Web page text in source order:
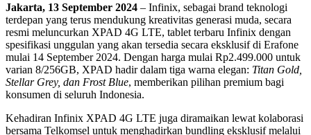
Jakarta, 13 September 2024 – Infinix, sebagai brand teknologi
terdepan yang terus mendukung kreativitas generasi muda, secara
resmi meluncurkan XPAD 4G LTE, tablet terbaru Infinix dengan
spesifikasi unggulan yang akan tersedia secara eksklusif di Erafone
mulai 14 September 2024. Dengan harga mulai Rp2.499.000 untuk
varian 8/256GB, XPAD hadir dalam tiga warna elegan: Titan Gold,
Stellar Grey, dan Frost Blue, memberikan pilihan premium bagi
konsumen di seluruh Indonesia.
Kehadiran Infinix XPAD 4G LTE juga diramaikan lewat kolaborasi
bersama Telkomsel untuk menghadirkan bundling eksklusif melalui